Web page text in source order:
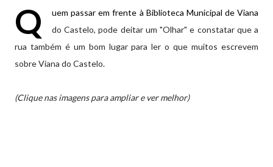
Q
uem passar em frente à Biblioteca Municipal de Viana
do Castelo, pode deitar um "Olhar" e constatar que a
rua também é um bom lugar para ler o que muitos escrevem
sobre Viana do Castelo.
(Clique nas imagens para ampliar e ver melhor)